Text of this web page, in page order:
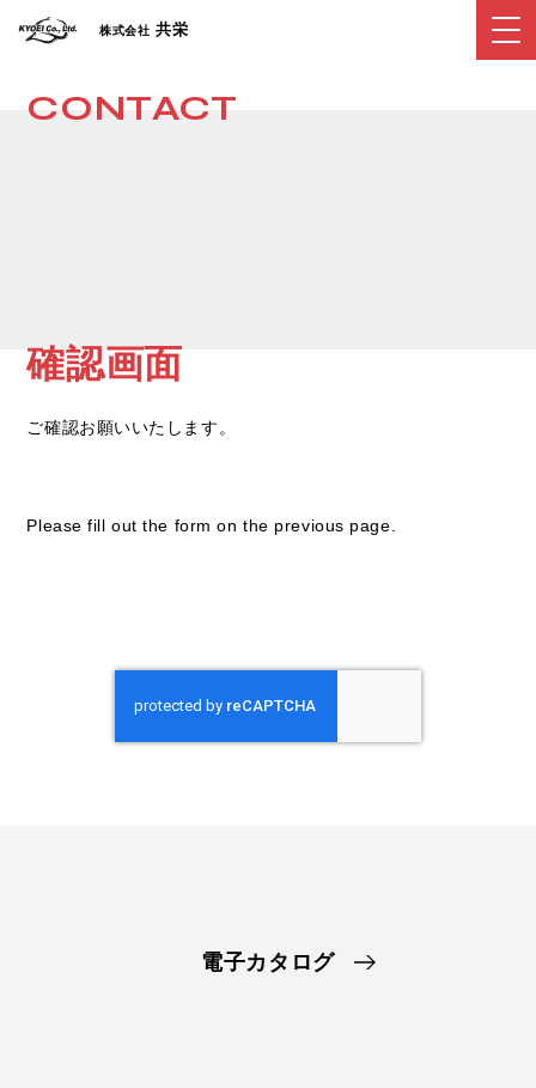
株式会社 共栄
確認画面
ご確認お願いいたします。
CONTACT
Please fill out the form on the previous page.
電子カタログ